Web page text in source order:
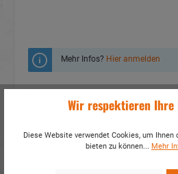
Mehr Infos? Hier anmelden
32682
Wir respektieren Ihre
Diese Website verwendet Cookies, um
bieten zu können... Mehr